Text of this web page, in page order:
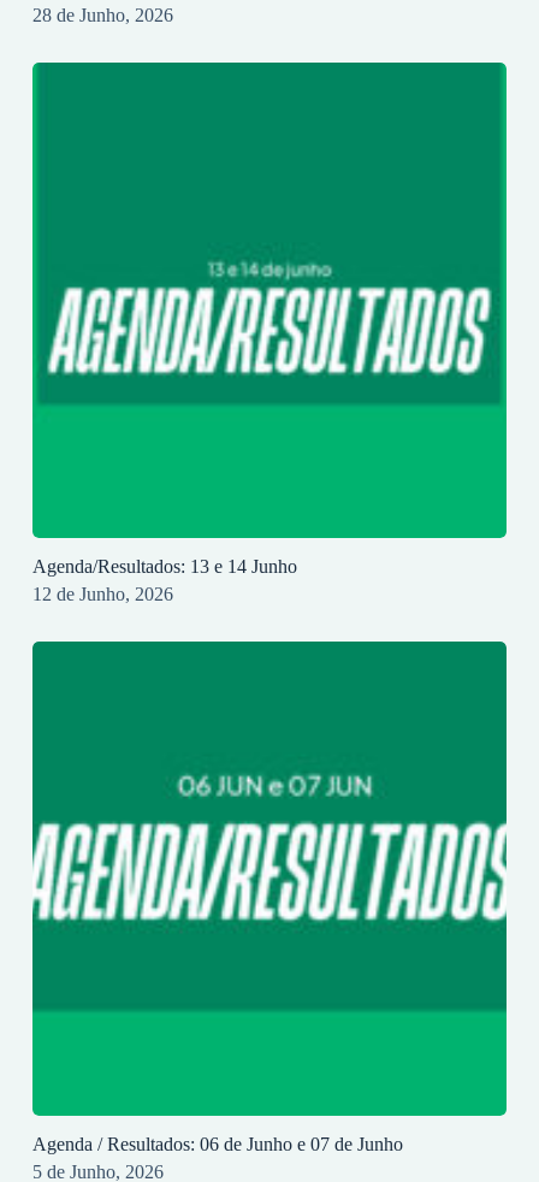
28 de Junho, 2026
Agenda/Resultados: 13 e 14 Junho
12 de Junho, 2026
Agenda / Resultados: 06 de Junho e 07 de Junho
5 de Junho, 2026